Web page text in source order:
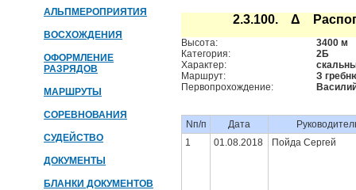
АЛЬПМЕРОПРИЯТИЯ
ВОСХОЖДЕНИЯ
ОФОРМЛЕНИЕ
РАЗРЯДОВ
МАРШРУТЫ
СОРЕВНОВАНИЯ
СУДЕЙСТВО
ДОКУМЕНТЫ
БЛАНКИ ДОКУМЕНТОВ
2.3.100. Δ
Высота:
3400 м
Категория:
2Б
Характер:
Маршрут:
З
Первопрохождение:
Nп/п Дата
1
01.08.2018 Пойда Сергей